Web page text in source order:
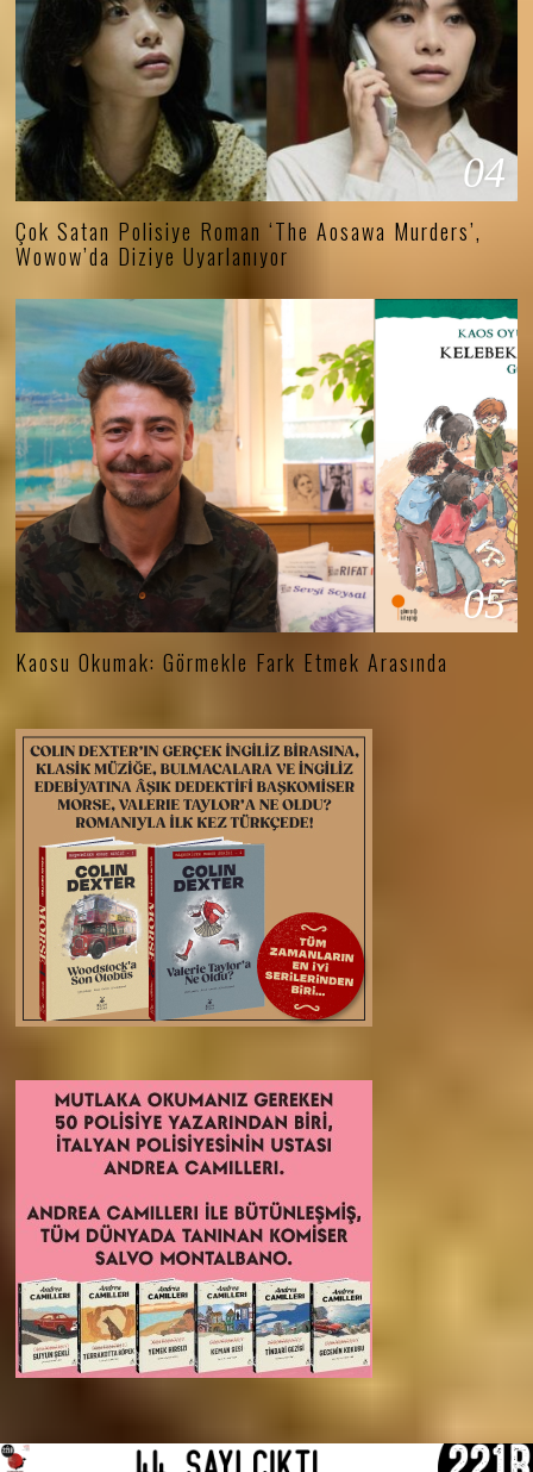
04
Çok Satan Polisiye Roman ‘The Aosawa Murders’,
Wowow’da Diziye Uyarlanıyor
05
Kaosu Okumak: Görmekle Fark Etmek Arasında